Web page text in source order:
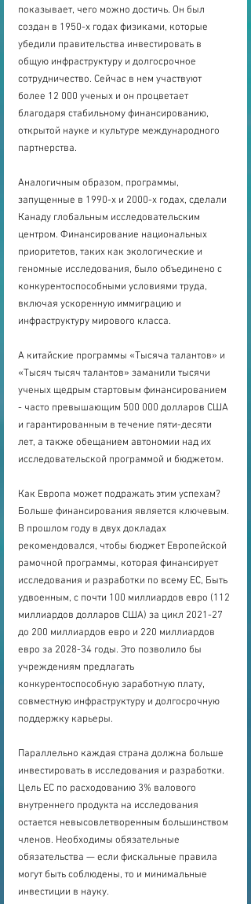
показывает, чего можно достичь. Он был
создан в 1950-х годах физиками, которые
убедили правительства инвестировать в
общую инфраструктуру и долгосрочное
сотрудничество. Сейчас в нем участвуют
более 12 000 ученых и он процветает
благодаря стабильному финансированию,
открытой науке и культуре международного
партнерства.
Аналогичным образом, программы,
запущенные в 1990-х и 2000-х годах, сделали
Канаду глобальным исследовательским
центром. Финансирование национальных
приоритетов, таких как экологические и
геномные исследования, было объединено с
конкурентоспособными условиями труда,
включая ускоренную иммиграцию и
инфраструктуру мирового класса.
А китайские программы «Тысяча талантов» и
«Тысяч тысяч талантов» заманили тысячи
ученых щедрым стартовым финансированием
- часто превышающим 500 000 долларов США
и гарантированным в течение пяти-десяти
лет, а также обещанием автономии над их
исследовательской программой и бюджетом.
Как Европа может подражать этим успехам?
Больше финансирования является ключевым.
В прошлом году в двух докладах
рекомендовался, чтобы бюджет Европейской
рамочной программы, которая финансирует
исследования и разработки по всему ЕС, Быть
удвоенным, с почти 100 миллиардов евро (112
миллиардов долларов США) за цикл 2021-27
до 200 миллиардов евро и 220 миллиардов
евро за 2028-34 годы. Это позволило бы
учреждениям предлагать
конкурентоспособную заработную плату,
совместную инфраструктуру и долгосрочную
поддержку карьеры.
Параллельно каждая страна должна больше
инвестировать в исследования и разработки.
Цель ЕС по расходованию 3% валового
внутреннего продукта на исследования
остается невысовлетворенным большинством
членов. Необходимы обязательные
обязательства — если фискальные правила
могут быть соблюдены, то и минимальные
инвестиции в науку.